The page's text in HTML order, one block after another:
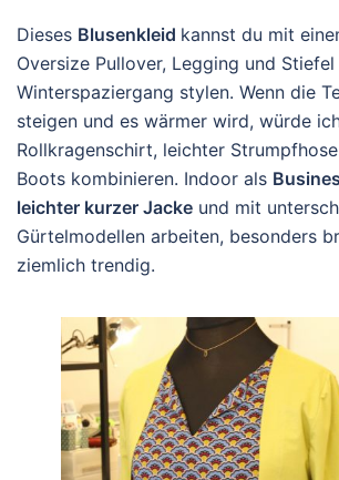
Dieses Blusenkleid kannst du mit
Oversize Pullover, Legging und
Winterspaziergang stylen. Wenn die
steigen und es wärmer wird, würde
Rollkragenschirt, leichter
Boots kombinieren. Indoor als
leichter kurzer Jacke und mit
Gürtelmodellen arbeiten, besonders
ziemlich trendig.